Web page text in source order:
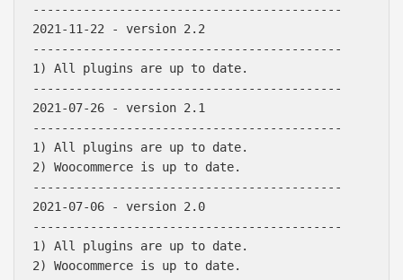
-------------------------------------------
2021-11-22 - version 2.2
-------------------------------------------
1) All plugins are up to date.
-------------------------------------------
2021-07-26 - version 2.1
-------------------------------------------
1) All plugins are up to date.
2) Woocommerce is up to date.
-------------------------------------------
2021-07-06 - version 2.0
-------------------------------------------
1) All plugins are up to date.
2) Woocommerce is up to date.